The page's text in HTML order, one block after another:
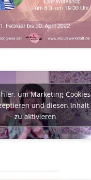
hier, um Marketing-Cookies
und diesen Inhalt
zu aktivieren